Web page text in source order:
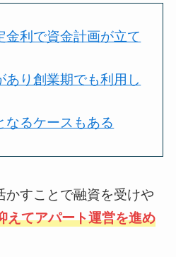
金利で資金計画が立て
あり創業期でも利用し
なるケースもある
かすことで融資を受けや
えてアパート運営を進め